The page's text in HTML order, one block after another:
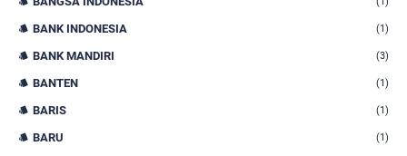
BANK INDONESIA (1)
BANK MANDIRI (3)
BANTEN (1)
BARIS (1)
BARU (1)